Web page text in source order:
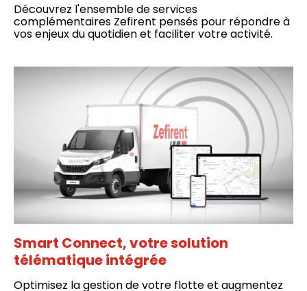
Découvrez l'ensemble de services
complémentaires Zefirent pensés pour répondre à
vos enjeux du quotidien et faciliter votre activité.
Smart Connect, votre solution
télématique intégrée
Optimisez la gestion de votre flotte et augmentez